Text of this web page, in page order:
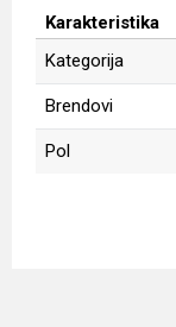
Karakteristika
Kategorija
Brendovi
Pol